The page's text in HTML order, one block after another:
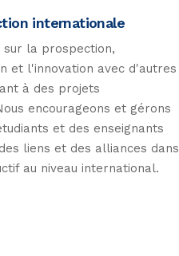
internationale
la prospection,
et l'innovation avec d'autres
à des projets
encourageons et gérons
et des enseignants
liens et des alliances dans
au niveau international.